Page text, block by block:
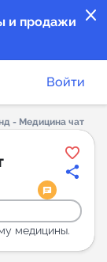
close
и продажи
Войти
- Медицина чат
медицины.